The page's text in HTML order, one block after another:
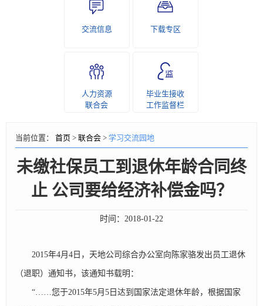
交流信息 下载专区
人力资源
联合会
毕业生接收
工作监督栏
当前位置： 首页 > 联合会 > 学习交流园地
未缴社保员工到退休年龄合同终
止 公司要给经济补偿金吗？
时间： 2018-01-22
2015年4月4日，天地公司综合办公室向陈家骆发出员工退休
（退职）通知书，该通知书载明：
“……您于2015年5月5日达到国家法定退休年龄，根据国家